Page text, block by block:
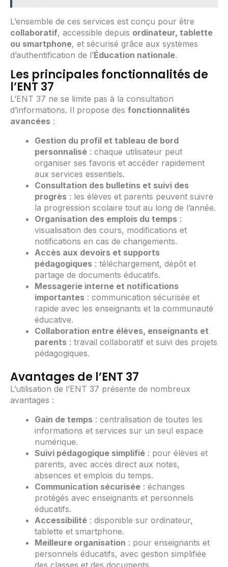
L’ensemble de ces services est conçu pour être
collaboratif, accessible depuis ordinateur, tablette
ou smartphone, et sécurisé grâce aux systèmes
d’authentification de l’Éducation nationale.
Les principales fonctionnalités de
l’ENT 37
L’ENT 37 ne se limite pas à la consultation
d’informations. Il propose des fonctionnalités
avancées :
Gestion du profil et tableau de bord
personnalisé : chaque utilisateur peut
organiser ses favoris et accéder rapidement
aux services essentiels.
Consultation des bulletins et suivi des
progrès : les élèves et parents peuvent suivre
la progression scolaire tout au long de l’année.
Organisation des emplois du temps :
visualisation des cours, modifications et
notifications en cas de changements.
Accès aux devoirs et supports
pédagogiques : téléchargement, dépôt et
partage de documents éducatifs.
Messagerie interne et notifications
importantes : communication sécurisée et
rapide avec les enseignants et la communauté
éducative.
Collaboration entre élèves, enseignants et
parents : travail collaboratif et suivi des projets
pédagogiques.
Avantages de l’ENT 37
L’utilisation de l’ENT 37 présente de nombreux
avantages :
Gain de temps : centralisation de toutes les
informations et services sur un seul espace
numérique.
Suivi pédagogique simplifié : pour élèves et
parents, avec accès direct aux notes,
absences et emplois du temps.
Communication sécurisée : échanges
protégés avec enseignants et personnels
éducatifs.
Accessibilité : disponible sur ordinateur,
tablette et smartphone.
Meilleure organisation : pour enseignants et
personnels éducatifs, avec gestion simplifiée